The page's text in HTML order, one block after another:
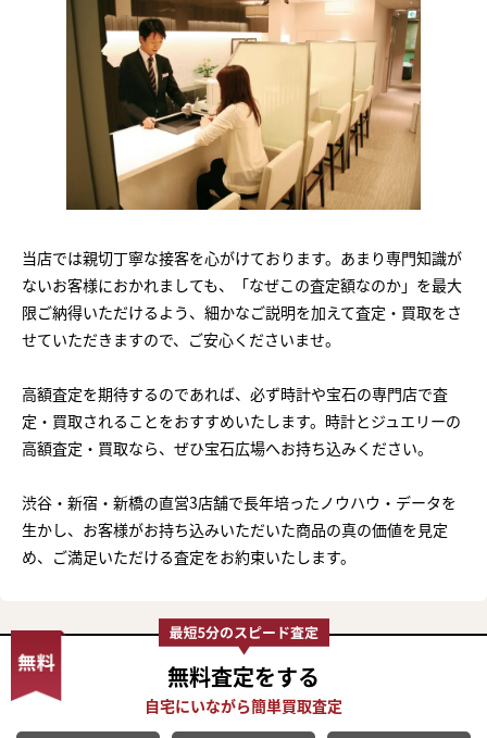
当店では親切丁寧な接客を心がけております。あまり専門知識が
ないお客様におかれましても、「なぜこの査定額なのか」を最大
限ご納得いただけるよう、細かなご説明を加えて査定・買取をさ
せていただきますので、ご安心くださいませ。
高額査定を期待するのであれば、必ず時計や宝石の専門店で査
定・買取されることをおすすめいたします。時計とジュエリーの
高額査定・買取なら、ぜひ宝石広場へお持ち込みください。
渋谷・新宿・新橋の直営3店舗で長年培ったノウハウ・データを
生かし、お客様がお持ち込みいただいた商品の真の価値を見定
め、ご満足いただける査定をお約束いたします。
無料査定をする